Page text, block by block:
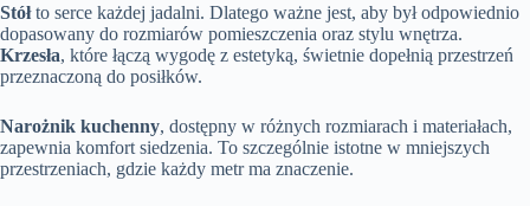
Stółto serce każdej jadalni. Dlatego ważne jest, aby był odpowiednio
dopasowany do rozmiarów pomieszczenia oraz stylu wnętrza.
Krzesła, które łączą wygodę z estetyką, świetnie dopełnią przestrzeń
przeznaczoną do posiłków.
Narożnik kuchenny, dostępny w różnych rozmiarach i materiałach,
zapewnia komfort siedzenia. To szczególnie istotne w mniejszych
przestrzeniach, gdzie każdy metr ma znaczenie.